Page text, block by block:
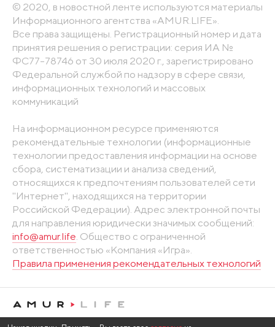
© 2020, в новостной ленте используются материалы
Информационного агентства «AMUR.LIFE».
Все права защищены. Регистрационный номер и дата
принятия решения о регистрации: серия ИА №
ФС77-78746 от 30 июля 2020 г., зарегистрировано
Федеральной службой по надзору в сфере связи,
информационных технологий и массовых
коммуникаций
На информационном ресурсе применяются
рекомендательные технологии (информационные
технологии предоставления информации на основе
сбора, систематизации и анализа сведений,
относящихся к предпочтениям пользователей сети
"Интернет", находящихся на территории
Российской Федерации). Адрес электронной почты
для направления юридически значимых сообщений:
info@amur.life. Общество с ограниченной
ответственностью «Компания «Игра».
Правила применения рекомендательных технологий